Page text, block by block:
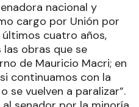
nacional y
cargo por Unión por
últimos cuatro años,
obras que se
de Mauricio Macri; en
continuamos con la
se vuelven a paralizar”.